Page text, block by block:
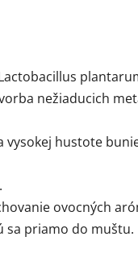
nežiaducich
vysokej hustote
ovocných
sa priamo do muštu.